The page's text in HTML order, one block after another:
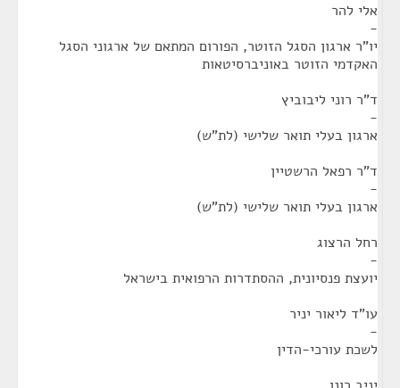
אלי להר
-
יו"ר ארגון הסגל הזוטר, הפורום המתאם של ארגוני הסגל
האקדמי הזוטר באוניברסיטאות
ד"ר רוני ליבוביץ
-
ארגון בעלי תואר שלישי (לת"ש)
ד"ר רפאל הרשטיין
-
ארגון בעלי תואר שלישי (לת"ש)
רחל הרצוג
-
יועצת פנסיונית, ההסתדרות הרפואית בישראל
עו"ד ליאור יניר
-
לשכת עורכי-הדין